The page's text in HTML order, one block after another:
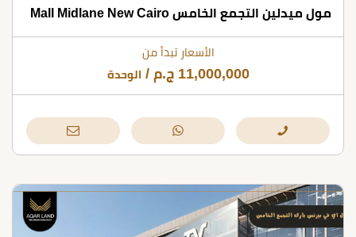
مول ميدلين التجمع الخامس Mall Midlane New Cairo
الأسعار تبدأ من
11,000,000 ج.م / الوحدة